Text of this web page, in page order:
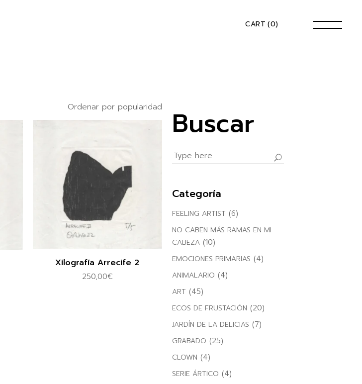
CART (0)
Ordenar por popularidad
Xilografía Arrecife 2
250,00€
Buscar
Search
for:
Categoría
FEELING ARTIST (6)
NO CABEN MÁS RAMAS EN MI
CABEZA (10)
EMOCIONES PRIMARIAS (4)
ANIMALARIO (4)
ART (45)
ECOS DE FRUSTACIÓN (20)
JARDÍN DE LA DELICIAS (7)
GRABADO (25)
CLOWN (4)
SERIE ÁRTICO (4)